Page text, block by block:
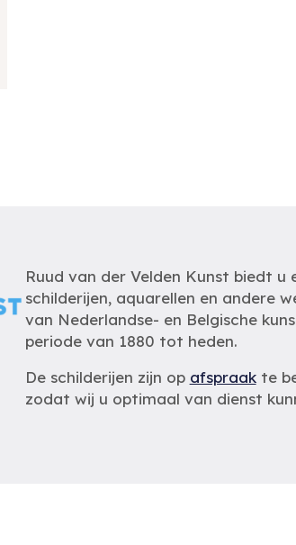
Ruud van der Velden Kunst biedt u
schilderijen, aquarellen en andere
van Nederlandse- en Belgische
periode van 1880 tot heden.
De schilderijen zijn op afspraakte
zodat wij u optimaal van dienst